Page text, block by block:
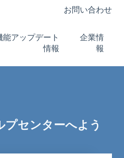
ーを表示 お問い合わせ
能アップデート
情報
企業情
報
センターへよう